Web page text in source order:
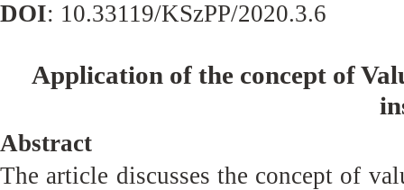
DOI: 10.33119/KSzPP/2020.3.6
Application of the concept of
Abstract
The article discusses the concept of